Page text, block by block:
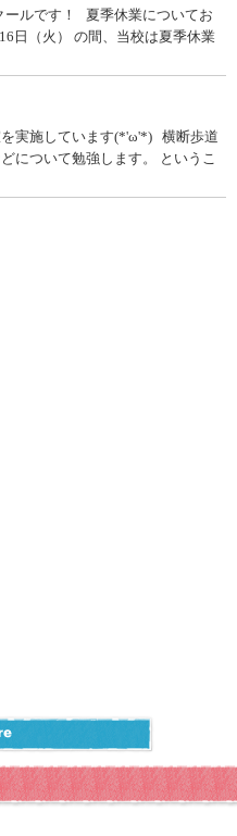
ールです！ 夏季休業についてお
日（火） の間、当校は夏季休業
実施しています(*'ω'*) 横断歩道
について勉強します。 というこ